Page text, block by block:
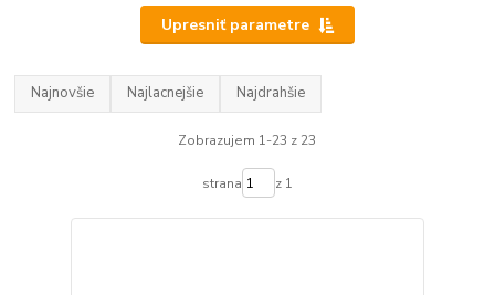
Upresniť parametre
Najnovšie Najlacnejšie Najdrahšie
Zobrazujem 1-23 z 23
strana z 1